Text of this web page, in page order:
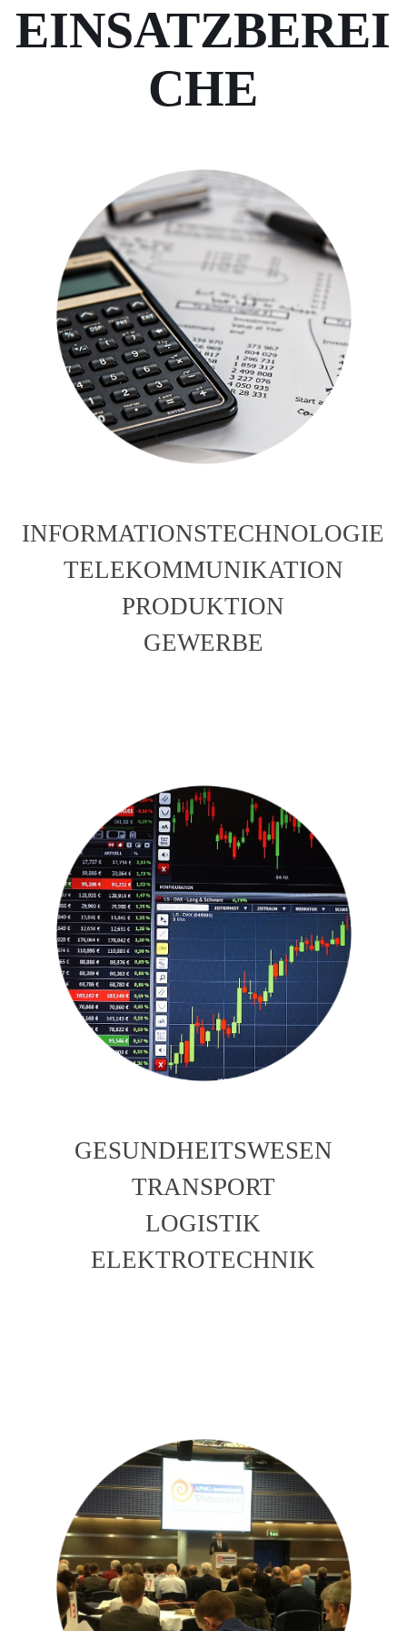
EINSATZBEREI
CHE
INFORMATIONSTECHNOLOGIE
TELEKOMMUNIKATION
PRODUKTION
GEWERBE
GESUNDHEITSWESEN
TRANSPORT
LOGISTIK
ELEKTROTECHNIK